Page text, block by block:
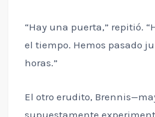
“Hay una puerta,” repitió.
el tiempo. Hemos pasado
horas.”
El otro erudito,